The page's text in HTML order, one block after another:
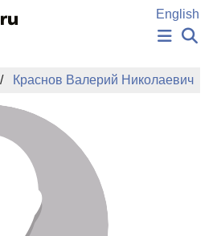
English
НОВОСТИ
АВТОРЫ
РУКОПИСЬ
ЗНАНИЙ
СЛОВА
Краснов Валерий Николаевич